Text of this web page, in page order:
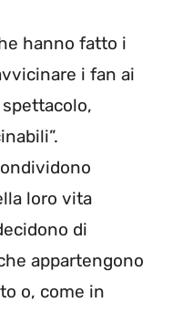
hanno fatto i
i fan ai
loro vita
di
appartengono
o, come in